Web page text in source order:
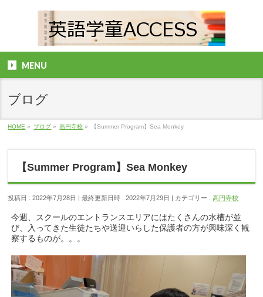
MENU
ブログ
HOME » ブログ » 高円寺校 » 【Summer Program】Sea Monkey
【Summer Program】Sea Monkey
投稿日 : 2022年7月28日 最終更新日時 : 2022年7月29日 カテゴリー :高円寺校
今週、スクールのエントランスエリアにはたくさんの水槽が並
び、入ってきた生徒たちや送迎いらした保護者の方が興味深く観
察するものが。。。